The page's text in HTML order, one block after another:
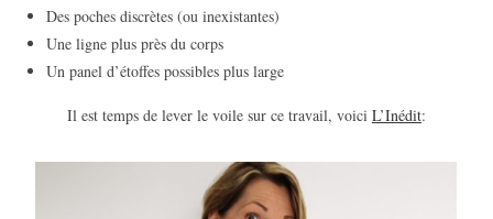
Des poches discrètes (ou inexistantes)
Une ligne plus près du corps
Un panel d’étoffes possibles plus large
Il est temps de lever le voile sur ce travail, voici L’Inédit: